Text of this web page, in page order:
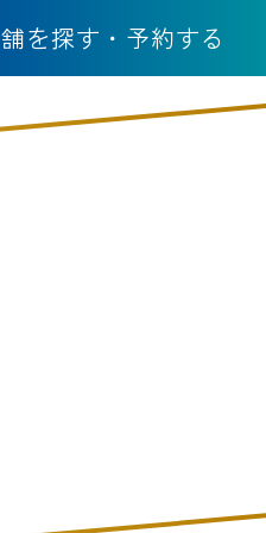
を探す・予約する